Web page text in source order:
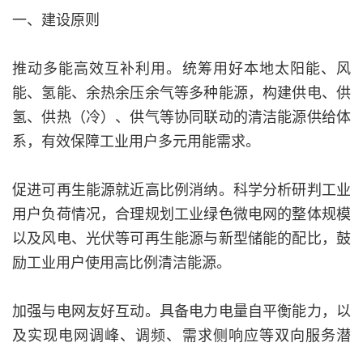
一、建设原则
推动多能高效互补利用。统筹用好本地太阳能、风
能、氢能、余热余压余气等多种能源，构建供电、供
氢、供热（冷）、供气等协同联动的清洁能源供给体
系，有效保障工业用户多元用能需求。
促进可再生能源就近高比例消纳。科学分析研判工业
用户负荷情况，合理规划工业绿色微电网的整体规模
以及风电、光伏等可再生能源与新型储能的配比，鼓
励工业用户使用高比例清洁能源。
加强与电网友好互动。具备电力电量自平衡能力，以
及实现电网调峰、调频、需求侧响应等双向服务潜